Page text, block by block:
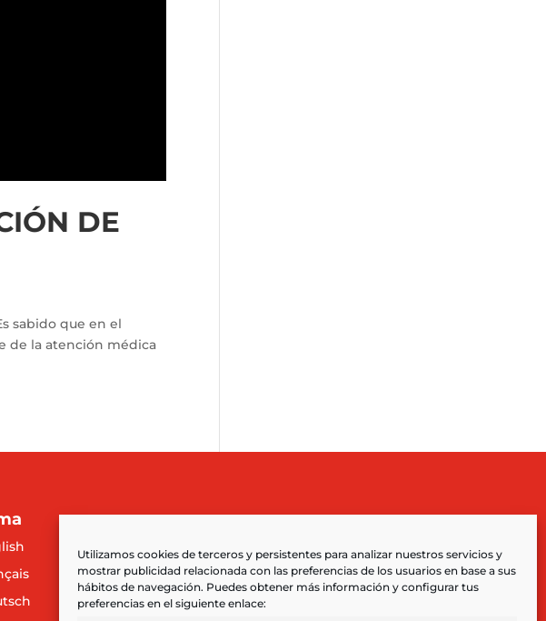
Utilizamos cookies de terceros y persistentes para analizar nuestros servicios y
mostrar publicidad relacionada con las preferencias de los usuarios en base a sus
hábitos de navegación. Puedes obtener más información y configurar tus
preferencias en el siguiente enlace:
DE
sabido que en el
de la atención médica